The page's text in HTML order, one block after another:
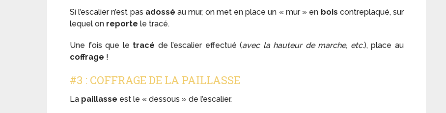
Si l’escalier n’est pas adossé au mur, on met en place un « mur » en bois contreplaqué, sur
lequel on reporte le tracé.
Une fois que le tracé de l’escalier effectué (avec la hauteur de marche, etc.), place au
coffrage !
#3 : COFFRAGE DE LA PAILLASSE
La paillasse est le « dessous » de l’escalier.